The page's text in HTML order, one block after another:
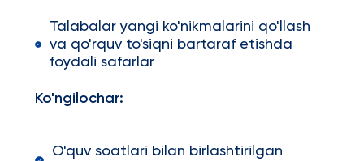
Talabalar yangi ko'nikmalarini qo'llash
va qo'rquv to'siqni bartaraf etishda
foydali safarlar
Ko'ngilochar:
O'quv soatlari bilan birlashtirilgan